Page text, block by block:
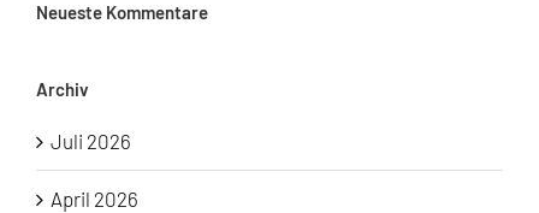
Neueste Kommentare
Archiv
Juli 2026
April 2026